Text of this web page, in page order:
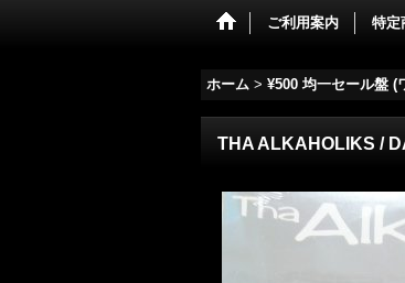
ご利用案内 特定
ホーム > ¥500 均一セール盤 (
THA ALKAHOLIKS /